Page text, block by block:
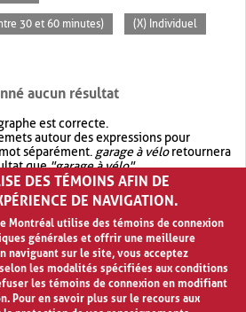
30 et 60 minutes) (X) Individuel
aucun résultat
est correcte.
autour des expressions pour
séparément. garage à véloretournera
que"garage à vélo".
recherche avec OR.garage OR vélo
de résultat quegarage à vélo
DES TÉMOINS AFIN DE
DE NAVIGATION.
Montréal utilise des témoins de connexion
générales et offrir une meilleure
naviguant sur le site, vous acceptez
les modalités spécifiées aux conditions
les témoins de connexion en modifiant
Pour en savoir plus sur le recours aux